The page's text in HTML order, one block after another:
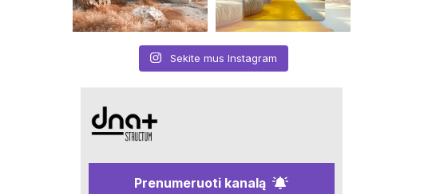
Sekite mus Instagram
Prenumeruoti kanalą